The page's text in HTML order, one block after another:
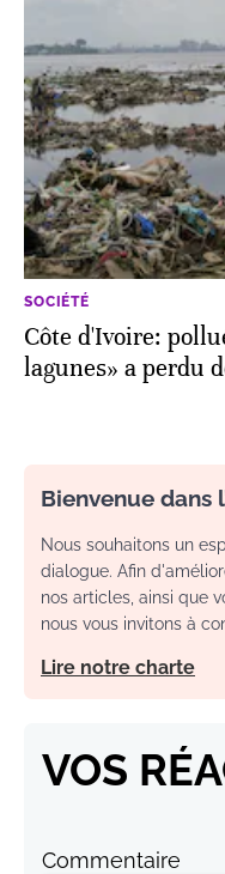
SOCIÉTÉ
Côte d'Ivoire:
lagunes» a perdu
Bienvenue dans
Nous souhaitons un
dialogue. Afin
nos articles, ainsi que
nous vous invitons à
Lire notre charte
VOS
Commentaire